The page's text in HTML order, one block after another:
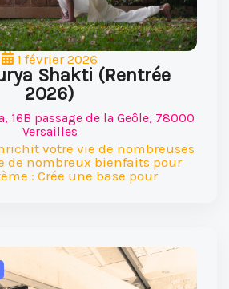
1 février 2026
Shakti (Rentrée
2026)
16B passage de la Geôle, 78000
Versailles
votre vie de nombreuses
de nombreux bienfaits pour
: Crée une base pour